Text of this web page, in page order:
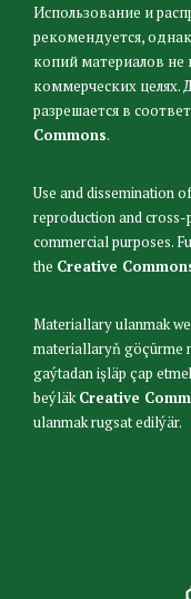
Использование и
рекомендуется,
копий материалов не
коммерческих целях.
разрешается в
Commons.
Use and dissemination
reproduction and
commercial purposes.
the Creative
Materiallary ulanmak
materiallaryň göçürme
gaýtadan işläp çap
beýläkCreative
ulanmak rugsat edilýär.